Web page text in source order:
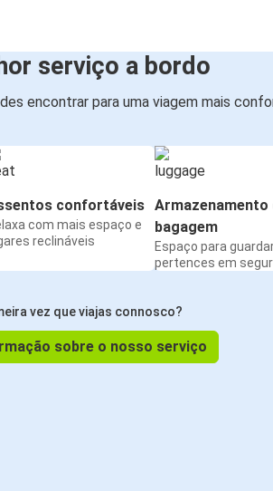
serviço a bordo
encontrar para uma viagem mais
confortáveis
com mais espaço e
reclináveis
Armazenamento
bagagem
Espaço para
pertences em
vez que viajas connosco?
sobre o nosso serviço